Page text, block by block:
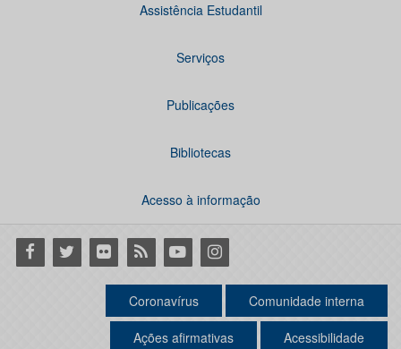
Assistência Estudantil
Serviços
Publicações
Bibliotecas
Acesso à informação
Facebook
Twitter Flickr RSS YoutubeInstagram
Coronavírus Comunidade interna
Ações afirmativas Acessibilidade